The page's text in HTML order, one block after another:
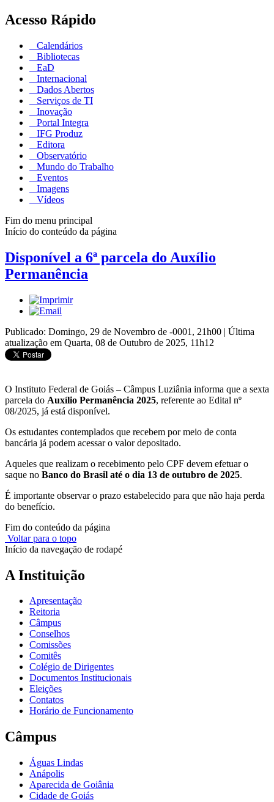
Acesso Rápido
Calendários
Bibliotecas
EaD
Internacional
Dados Abertos
Serviços de TI
Inovação
Portal Integra
IFG Produz
Editora
Observatório
Mundo do Trabalho
Eventos
Imagens
Vídeos
Fim do menu principal
Início do conteúdo da página
Disponível a 6ª parcela do Auxílio
Permanência
Publicado: Domingo, 29 de Novembro de -0001, 21h00 | Última
atualização em Quarta, 08 de Outubro de 2025, 11h12
O Instituto Federal de Goiás – Câmpus Luziânia informa que a sexta
parcela do Auxílio Permanência 2025, referente ao Edital nº
08/2025, já está disponível.
Os estudantes contemplados que recebem por meio de conta
bancária já podem acessar o valor depositado.
Aqueles que realizam o recebimento pelo CPF devem efetuar o
saque no Banco do Brasil até o dia 13 de outubro de 2025.
É importante observar o prazo estabelecido para que não haja perda
do benefício.
Fim do conteúdo da página
Voltar para o topo
Início da navegação de rodapé
A Instituição
Apresentação
Reitoria
Câmpus
Conselhos
Comissões
Comitês
Colégio de Dirigentes
Documentos Institucionais
Eleições
Contatos
Horário de Funcionamento
Câmpus
Águas Lindas
Anápolis
Aparecida de Goiânia
Cidade de Goiás